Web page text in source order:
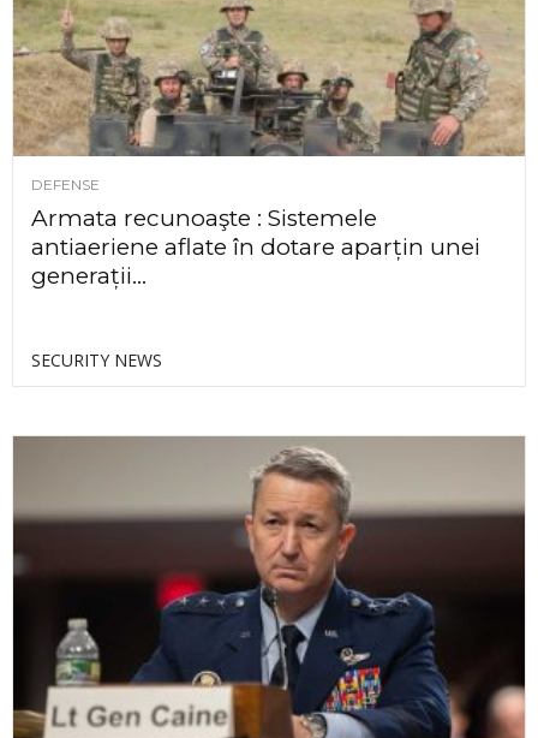
DEFENSE
Armata recunoaşte : Sistemele
antiaeriene aflate în dotare aparțin unei
generații...
SECURITY NEWS